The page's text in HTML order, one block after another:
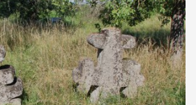
Село відносно невелике, […]